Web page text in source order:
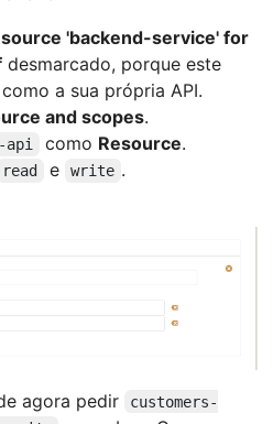
'backend-service' for
desmarcado, porque este
a sua própria API.
and scopes.
api como Resource.
read e write .
agora pedir
customers-